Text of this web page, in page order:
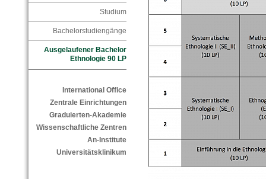
Studium
Bachelorstudiengänge
Ausgelaufener Bachelor
Ethnologie 90 LP
International Office
Zentrale Einrichtungen
Graduierten-Akademie
Wissenschaftliche Zentren
An-Institute
Universitätsklinikum